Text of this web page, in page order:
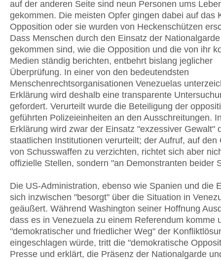
auf der anderen Seite sind neun Personen ums
gekommen. Die meisten Opfer gingen dabei auf das
Opposition oder sie wurden von Heckenschützen
Dass Menschen durch den Einsatz der
gekommen sind, wie die Opposition und die von ihr
Medien ständig berichten, entbehrt bislang jeglicher
Überprüfung. In einer von den bedeutendsten
Menschenrechtsorganisationen Venezuelas
Erklärung wird deshalb eine transparente
gefordert. Verurteilt wurde die Beteiligung der
geführten Polizeieinheiten an den Ausschreitungen.
Erklärung wird zwar der Einsatz "exzessiver Gewalt"
staatlichen Institutionen verurteilt; der Aufruf, auf den
von Schusswaffen zu verzichten, richtet sich aber
offizielle Stellen, sondern "an Demonstranten beider
Die US-Administration, ebenso wie Spanien und die
sich inzwischen "besorgt" über die Situation in
geäußert. Während Washington seiner Hoffnung
dass es in Venezuela zu einem Referendum komme
"demokratischer und friedlicher Weg" der
eingeschlagen würde, tritt die "demokratische
Presse und erklärt, die Präsenz der Nationalgarde